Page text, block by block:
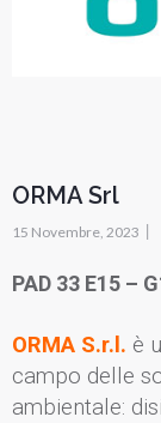
ORMA Srl
15 Novembre, 2023 |
PAD 33 E15 –
ORMA S.r.l. è
campo delle
ambientale: